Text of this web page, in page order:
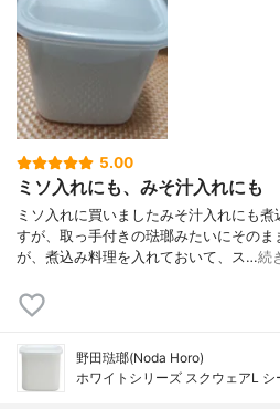
5.00
ミソ入れにも、みそ汁入れにも
ミソ入れに買いましたみそ汁入れにも
すが、取っ手付きの琺瑯みたいにその
が、煮込み料理を入れておいて、ス…続
野田琺瑯(Noda Horo)
ホワイトシリーズ スクウェアL シ